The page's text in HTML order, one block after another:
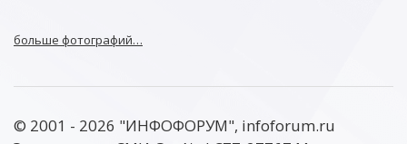
больше фотографий…
© 2001 - 2026 "ИНФОФОРУМ", infoforum.ru